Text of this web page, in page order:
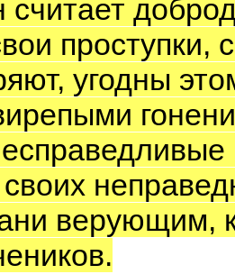
считает
угодны
верующим,